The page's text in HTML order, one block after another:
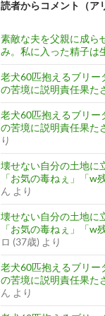
読者からコメント（ア
素敵な夫を父親に成ら
み。私に入った精子は
老犬60匹抱えるブリー
の苦境に説明責任果た
老犬60匹抱えるブリー
の苦境に説明責任果た
り
壊せない自分の土地に
「お気の毒ねぇ」「w
ん より
壊せない自分の土地に
「お気の毒ねぇ」「w
ロ (37歳) より
老犬60匹抱えるブリー
の苦境に説明責任果た
ん より